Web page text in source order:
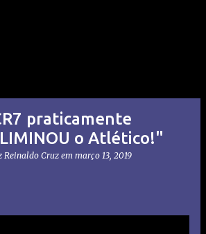
praticamente
o Atlético!"
Reinaldo Cruz em março 13, 2019